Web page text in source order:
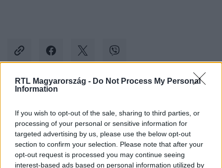
RTL Magyarország - Do Not Process My Personal
Information
If you wish to opt-out of the sale, sharing to third parties, or
processing of your personal or sensitive information for
targeted advertising by us, please use the below opt-out
section to confirm your selection. Please note that after your
opt-out request is processed you may continue seeing
interest-based ads based on personal information utilized by
Facebookon is!
Követem